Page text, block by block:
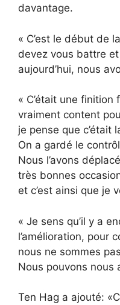
davantage.
« C’est le début de
devez vous battre et
aujourd’hui, nous
« C’était une
vraiment content
je pense que c’était
On a gardé le
Nous l’avons
très bonnes
et c’est ainsi que je
« Je sens qu’il y a
l’amélioration, pour
nous ne sommes
Nous pouvons nous
Ten Hag a ajouté: